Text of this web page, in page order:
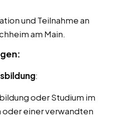
und Teilnahme an
am Main.
:
oder Studium im
einer verwandten